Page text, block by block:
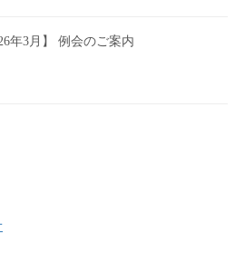
年3月】 例会のご案内